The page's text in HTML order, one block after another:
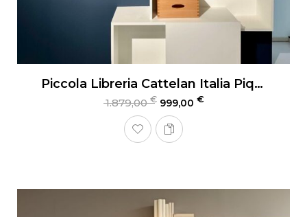
Piccola Libreria Cattelan Italia Piquant
1.879,00€ 999,00 €